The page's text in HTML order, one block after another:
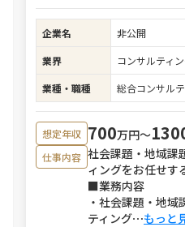
企業名
非公開
業界
コンサルティ
業種・職種
総合コンサル
想定年収 700万円〜
仕事内容 社会課題・地域課
ィングをお任せす
■業務内容
・社会課題・地
ティング⋯もっと